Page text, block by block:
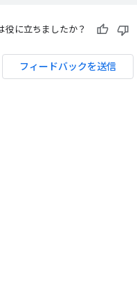
役に立ちましたか？
フィードバックを送信